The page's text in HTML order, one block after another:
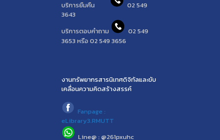
บริการยืมคืน
02 549
3643
บริการตอบคำถาม
02 549
3653 หรือ 02 549 3656
งานทรัพยากรสารนิเทศดิจิทัลและขับ
เคลื่อนความคิดสร้างสรรค์
Fanpage :
eLibrary3.RMUTT
Line@ : @261pxuhc